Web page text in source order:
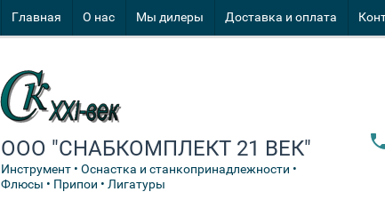
Главная О нас Мы дилеры Доставка и оплата
ООО "СНАБКОМПЛЕКТ 21 ВЕК"
Инструмент • Оснастка и станкопринадлежности •
Флюсы • Припои • Лигатуры